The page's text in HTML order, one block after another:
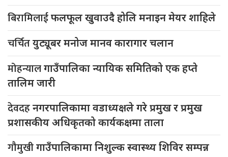
बिरामिलाईफलफूल खुवाउदै होलि मनाइन मेयर शाहिले
चर्चितयुट्यूबर मनोज मानव कारागार चलान
मोहन्यालगाउँपालिका न्यायिक समितिको एक हप्ते
तालिम जारी
देवदहनगरपालिकामा वडाध्यक्षले गरे प्रमुख र प्रमुख
प्रशासकीय अधिकृतको कार्यकक्षमा ताला
गौमुखीगाउँपालिकामा निशुल्क स्वास्थ्य शिविर सम्पन्न